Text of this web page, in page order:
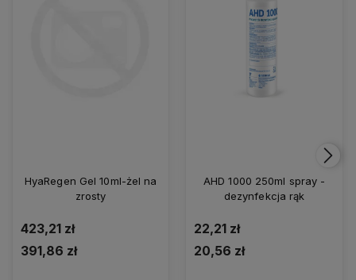
HyaRegen Gel 10ml-żel na
zrosty
423,21 zł
391,86 zł
AHD 1000 250ml spray -
dezynfekcja rąk
22,21 zł
20,56 zł